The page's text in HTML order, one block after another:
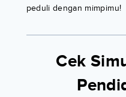
peduli dengan mimpimu!
Cek